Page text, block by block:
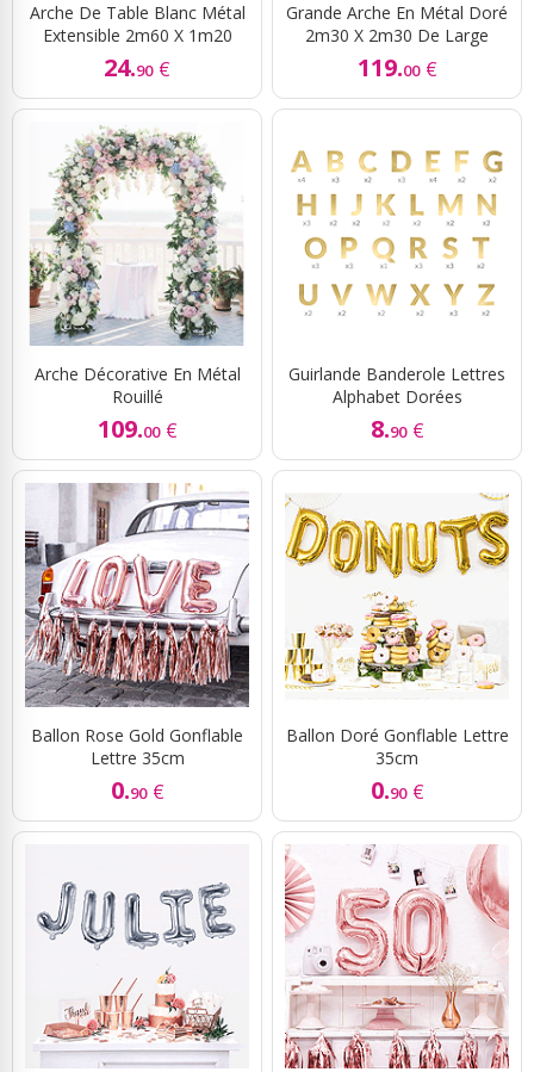
Arche De Table Blanc Métal
Extensible 2m60 X 1m20
24.90 €
Grande Arche En Métal Doré
2m30 X 2m30 De Large
119.00 €
Arche Décorative En Métal
Rouillé
109.00 €
Guirlande Banderole Lettres
Alphabet Dorées
8.90 €
Ballon Rose Gold Gonflable
Lettre 35cm
0.90 €
Ballon Doré Gonflable Lettre
35cm
0.90 €